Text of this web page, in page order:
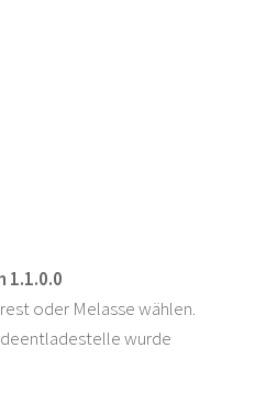
1.1.0.0
oder Melasse wählen.
wurde